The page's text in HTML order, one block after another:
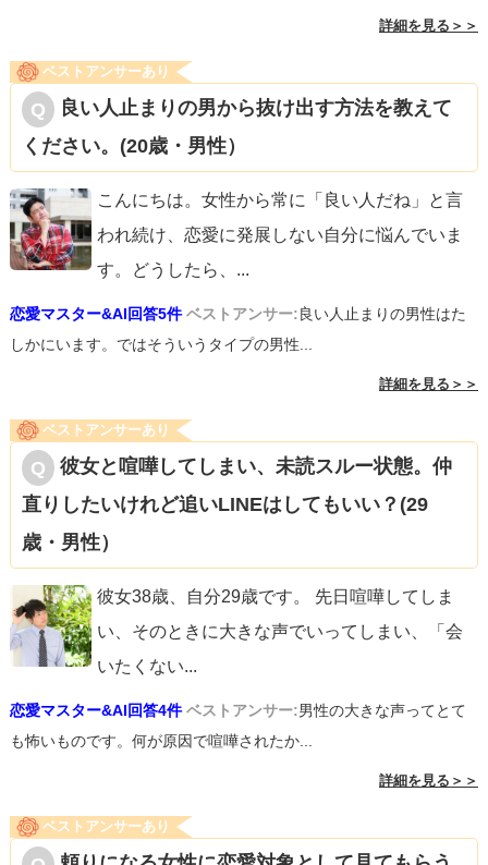
詳細を見る＞＞
ベストアンサーあり
良い人止まりの男から抜け出す方法を教えて
ください。(20歳・男性）
こんにちは。女性から常に「良い人だね」と言
われ続け、恋愛に発展しない自分に悩んでいま
す。どうしたら、 ...
恋愛マスター&AI回答5件 ベストアンサー:良い人止まりの男性はた
しかにいます。ではそういうタイプの男性...
詳細を見る＞＞
ベストアンサーあり
彼女と喧嘩してしまい、未読スルー状態。仲
直りしたいけれど追いLINEはしてもいい？(29
歳・男性）
彼女38歳、自分29歳です。 先日喧嘩してしま
い、そのときに大きな声でいってしまい、「会
いたくない...
恋愛マスター&AI回答4件 ベストアンサー:男性の大きな声ってとて
も怖いものです。何が原因で喧嘩されたか...
詳細を見る＞＞
ベストアンサーあり